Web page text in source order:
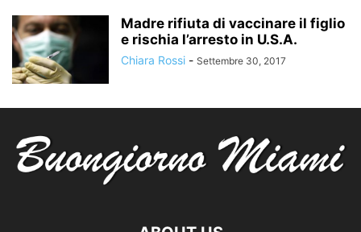
Madre rifiuta di vaccinare il figlio
e rischia l’arresto in U.S.A.
Chiara Rossi - Settembre 30, 2017